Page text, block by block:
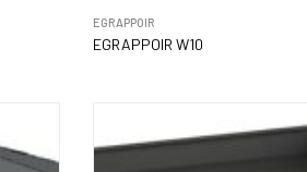
EGRAPPOIR
EGRAPPOIR W10